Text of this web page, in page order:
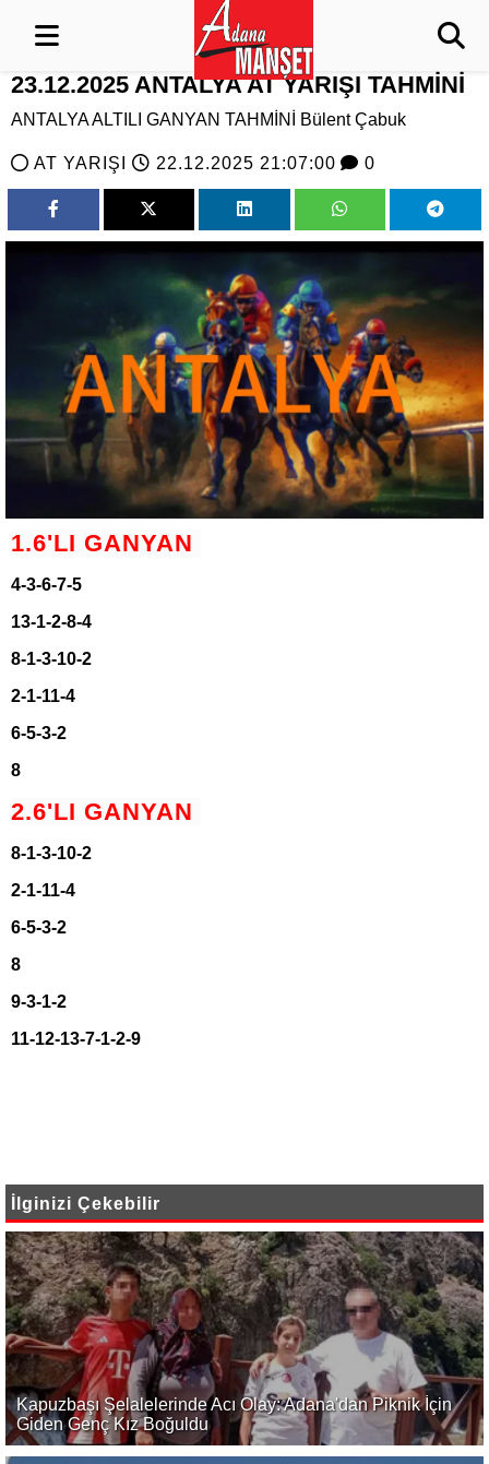
23.12.2025 ANTALYA AT YARIŞI TAHMİNİ
ANTALYA ALTILI GANYAN TAHMİNİ Bülent Çabuk
AT YARIŞI 22.12.2025 21:07:00 0
1.6'LI GANYAN
4-3-6-7-5
13-1-2-8-4
8-1-3-10-2
2-1-11-4
6-5-3-2
8
2.6'LI GANYAN
8-1-3-10-2
2-1-11-4
6-5-3-2
8
9-3-1-2
11-12-13-7-1-2-9
İlginizi Çekebilir
Kapuzbaşı Şelalelerinde Acı Olay: Adana'dan Piknik İçin
Giden Genç Kız Boğuldu